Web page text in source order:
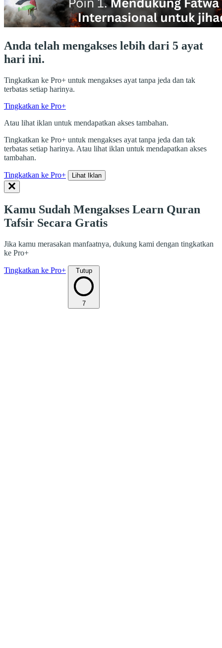
Anda telah mengakses lebih dari 5 ayat
hari ini.
Tingkatkan ke Pro+ untuk mengakses ayat tanpa jeda dan tak
terbatas setiap harinya.
Tingkatkan ke Pro+
Atau lihat iklan untuk mendapatkan akses tambahan.
Tingkatkan ke Pro+ untuk mengakses ayat tanpa jeda dan tak
terbatas setiap harinya. Atau lihat iklan untuk mendapatkan akses
tambahan.
Tingkatkan ke Pro+ Lihat Iklan
Kamu Sudah Mengakses Learn Quran
Tafsir Secara Gratis
Jika kamu merasakan manfaatnya, dukung kami dengan tingkatkan
ke Pro+
Tingkatkan ke Pro+ Tutup
7